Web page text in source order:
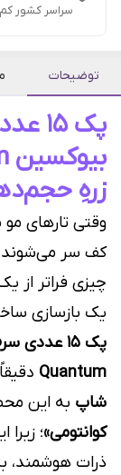
سراسر کشور کم تر از 5
توضیحات
پک
زرهِ
وقتی تارهای
کف سر می‌شوند
چیزی فراتر از
یک بازسازی
پک ۱۵
Quantum
شاپ به این
کوانتومی»؛
ذرات هوشمند،